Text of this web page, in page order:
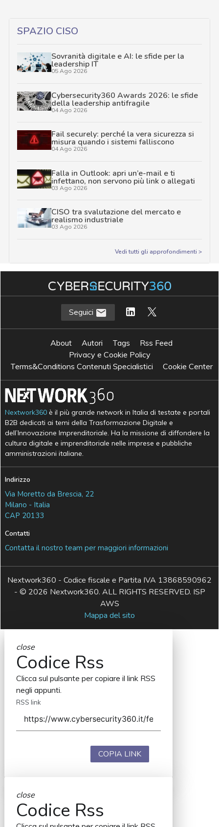
SPAZIO CISO
Sovranità digitale e AI: le sfide per la
leadership IT
05 Ago 2026
Cybersecurity360 Awards 2026: le sfide
della leadership antifragile
04 Ago 2026
Fail securely: perché la vera sicurezza si
misura quando i sistemi falliscono
04 Ago 2026
Falla in Outlook: apri un’e-mail e ti
infettano, non servono più link o allegati
03 Ago 2026
CISO tra svalutazione del mercato e
realismo industriale
03 Ago 2026
Vedi tutti gli approfondimenti >
Seguici
About Autori Tags
Rss Feed
Privacy e Cookie Policy
Terms&Conditions Contenuti Specialistici
Cookie Center
Nextwork360 è il più grande network in Italia di testate e portali
B2B dedicati ai temi della Trasformazione Digitale e
dell’Innovazione Imprenditoriale. Ha la missione di diffondere la
cultura digitale e imprenditoriale nelle imprese e pubbliche
amministrazioni italiane.
Indirizzo
Via Moretto da Brescia, 22
Milano - Italia
CAP 20133
Contatti
Contatta il nostro team per maggiori informazioni
Nextwork360 - Codice fiscale e Partita IVA 13868590962
- © 2026 Nextwork360. ALL RIGHTS RESERVED. ISP
AWS
Mappa del sito
close
Codice Rss
Clicca sul pulsante per copiare il link RSS
negli appunti.
RSS link
COPIA LINK
close
Codice Rss